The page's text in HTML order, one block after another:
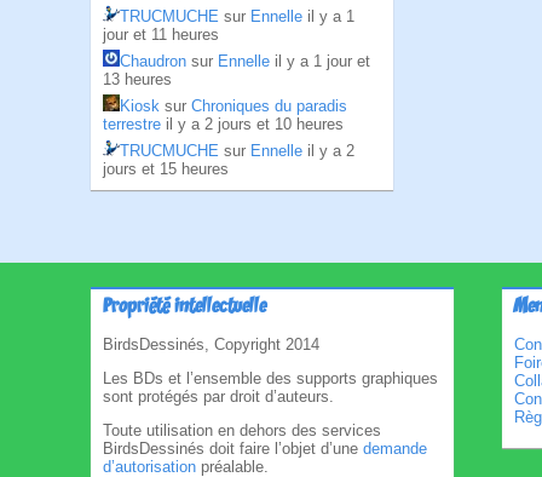
TRUCMUCHE sur Ennelle il y a 1
jour et 11 heures
Chaudron sur Ennelle il y a 1 jour et
13 heures
Kiosk sur Chroniques du paradis
terrestre il y a 2 jours et 10 heures
TRUCMUCHE sur Ennelle il y a 2
jours et 15 heures
Propriété intellectuelle
BirdsDessinés, Copyright 2014
Les BDs et l’ensemble des supports graphiques
sont protégés par droit d’auteurs.
Toute utilisation en dehors des services
BirdsDessinés doit faire l’objet d’une demande
d’autorisation préalable.